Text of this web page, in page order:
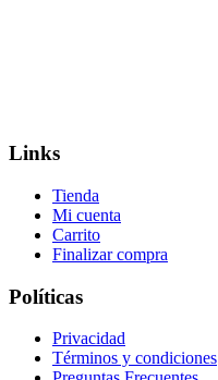
Links
Tienda
Mi cuenta
Carrito
Finalizar compra
Políticas
Privacidad
Términos y condiciones